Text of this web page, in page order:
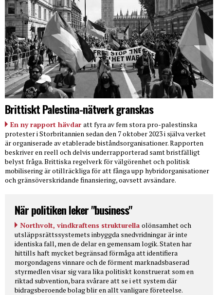
Brittiskt Palestina-nätverk granskas
En ny rapport hävdar att fyra av fem stora pro-palestinska
protester i Storbritannien sedan den 7 oktober 2023 i själva verket
är organiserade av etablerade biståndsorganisationer. Rapporten
beskriver en reell och delvis underrapporterad samt bristfälligt
belyst fråga. Brittiska regelverk för välgörenhet och politisk
mobilisering är otillräckliga för att fånga upp hybridorganisationer
och gränsöverskridande finansiering, oavsett avsändare.
När politiken leker "business"
Northvolt, vindkraftens strukturella olönsamhet och
utsläppsrättssystemets inbyggda snedvridningar är inte
identiska fall, men de delar en gemensam logik. Staten har
hittills haft mycket begränsad förmåga att identifiera
morgondagens vinnare och de förment marknadsbaserad
styrmedlen visar sig vara lika politiskt konstruerat som en
riktad subvention, bara svårare att se i ett system där
bidragsberoende bolag blir en allt vanligare företeelse.